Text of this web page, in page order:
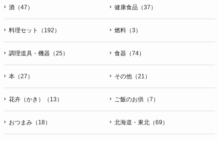
酒（47） 健康食品（37）
料理セット（192） 燃料（3）
調理道具・機器（25） 食器（74）
本（27） その他（21）
花卉（かき）（13） ご飯のお供（7）
おつまみ（18） 北海道・東北（69）